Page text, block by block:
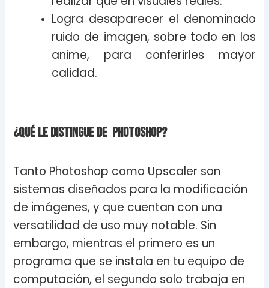
Logra desaparecer el denominado
ruido de imagen, sobre todo en los
anime, para conferirles mayor
calidad.
¿Qué le distingue de photoshop?
Tanto Photoshop como Upscaler son
sistemas diseñados para la modificación
de imágenes, y que cuentan con una
versatilidad de uso muy notable. Sin
embargo, mientras el primero es un
programa que se instala en tu equipo de
computación, el segundo solo trabaja en